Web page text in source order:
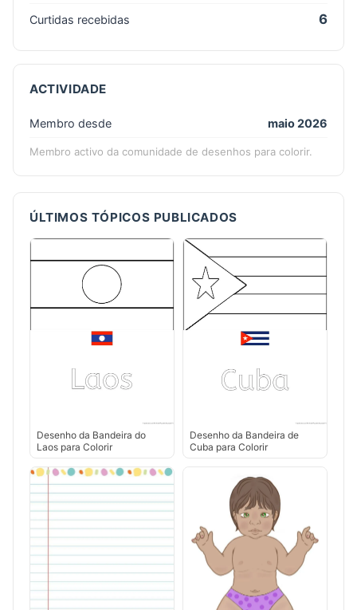
Curtidas recebidas 6
ACTIVIDADE
Membro desde maio 2026
Membro activo da comunidade de desenhos para colorir.
ÚLTIMOS TÓPICOS PUBLICADOS
Desenho da Bandeira do
Laos para Colorir
Desenho da Bandeira de
Cuba para Colorir